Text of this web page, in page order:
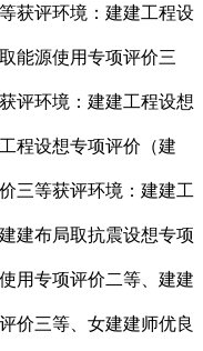
获评环境：建建工程设
能源使用专项评价三
评环境：建建工程设想
程设想专项评价（建
三等获评环境：建建工
建布局取抗震设想专项
用专项评价二等、建建
价三等、女建建师优良